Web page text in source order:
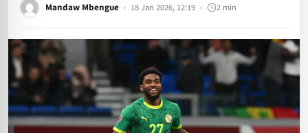
Mandaw Mbengue 18 Jan 2026, 12:19 2 min